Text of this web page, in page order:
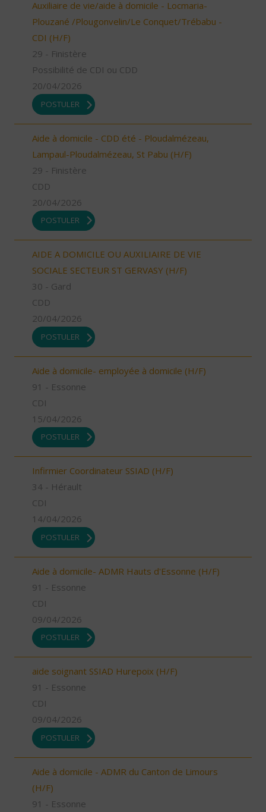
Auxiliaire de vie/aide à domicile - Locmaria-
Plouzané /Plougonvelin/Le Conquet/Trébabu -
CDI (H/F)
29 - Finistère
Possibilité de CDI ou CDD
20/04/2026
POSTULER
Aide à domicile - CDD été - Ploudalmézeau,
Lampaul-Ploudalmézeau, St Pabu (H/F)
29 - Finistère
CDD
20/04/2026
POSTULER
AIDE A DOMICILE OU AUXILIAIRE DE VIE
SOCIALE SECTEUR ST GERVASY (H/F)
30 - Gard
CDD
20/04/2026
POSTULER
Aide à domicile- employée à domicile (H/F)
91 - Essonne
CDI
15/04/2026
POSTULER
Infirmier Coordinateur SSIAD (H/F)
34 - Hérault
CDI
14/04/2026
POSTULER
Aide à domicile- ADMR Hauts d'Essonne (H/F)
91 - Essonne
CDI
09/04/2026
POSTULER
aide soignant SSIAD Hurepoix (H/F)
91 - Essonne
CDI
09/04/2026
POSTULER
Aide à domicile - ADMR du Canton de Limours
(H/F)
91 - Essonne